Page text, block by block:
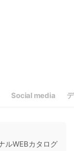
Social media
ルWEBカタログ